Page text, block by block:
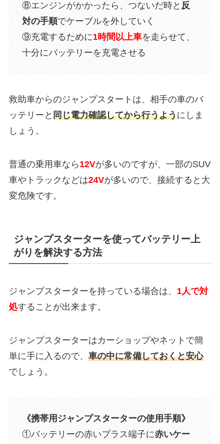
⑧エンジンがかかったら、つないだ時と 反
対の手順でケーブルを外していく
⑨充電するために1時間以上車を走らせて、
十分にバッテリーを充電させる
救助車からのジャンプスタートは、相手の車のバ
ッテリーと 同じ電力確認してから行うようにしま
しょう。
普通の乗用車なら 12Vが多いのですが、一部のSUV
車やトラックなどは24Vが多いので、接続すると大
変危険です。
ジャンプスターターを使ってバッテリー上
がりを解決する方法
ジャンプスターターを持っている場合は、 1人で対
処することが出来ます。
ジャンプスターターはカーショップやネットで簡
単に手に入るので、 車の中に常備しておくと安心
でしょう。
《携帯用ジャンプスターターの使用手順》
①バッテリーの赤いプラス端子に赤いケー